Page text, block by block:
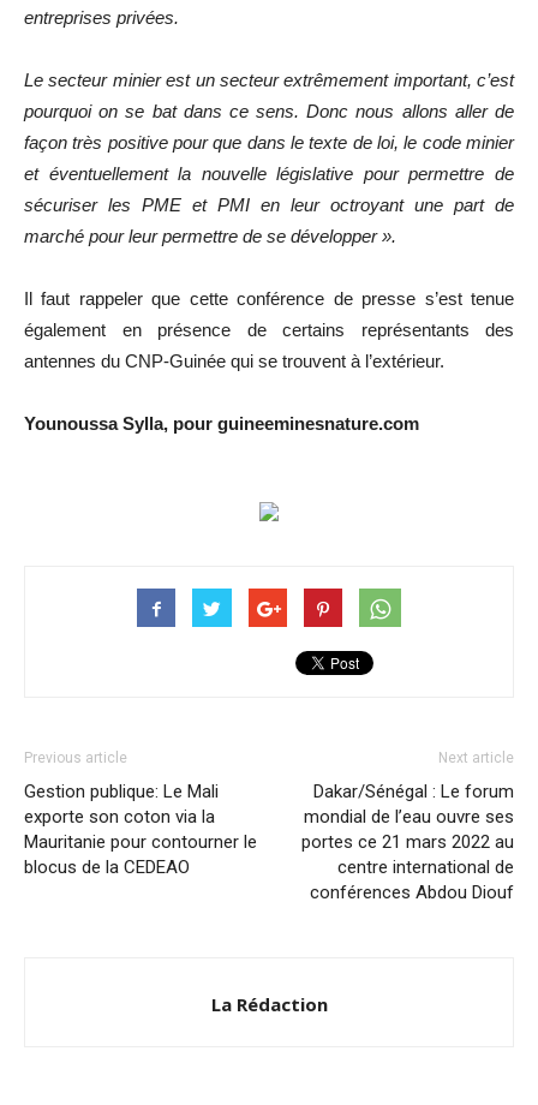
entreprises privées.
Le secteur minier est un secteur extrêmement important, c’est
pourquoi on se bat dans ce sens. Donc nous allons aller de
façon très positive pour que dans le texte de loi, le code minier
et éventuellement la nouvelle législative pour permettre de
sécuriser les PME et PMI en leur octroyant une part de
marché pour leur permettre de se développer ».
Il faut rappeler que cette conférence de presse s’est tenue
également en présence de certains représentants des
antennes du CNP-Guinée qui se trouvent à l’extérieur.
Younoussa Sylla, pour guineeminesnature.com
Previous article
Gestion publique: Le Mali
exporte son coton via la
Mauritanie pour contourner le
blocus de la CEDEAO
Next article
Dakar/Sénégal : Le forum
mondial de l’eau ouvre ses
portes ce 21 mars 2022 au
centre international de
conférences Abdou Diouf
La Rédaction